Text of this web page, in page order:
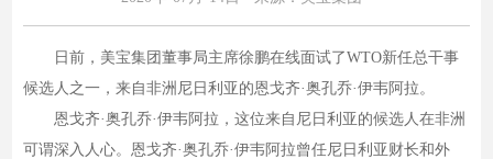
日前，美宝集团董事局主席徐鹏在线面试了WTO新任总干事
候选人之一，来自非洲尼日利亚的恩戈齐·奥孔乔·伊韦阿拉。
恩戈齐·奥孔乔·伊韦阿拉，这位来自尼日利亚的候选人在非洲
可谓深入人心。恩戈齐·奥孔乔·伊韦阿拉曾任尼日利亚财长和外